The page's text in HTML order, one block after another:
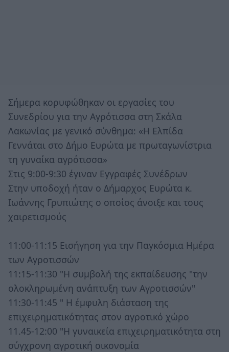
Σήμερα κορυφώθηκαν οι εργασίες του
Συνεδρίου για την Αγρότισσα στη Σκάλα
Λακωνίας με γενικό σύνθημα: «Η Ελπίδα
Γεννάται στο Δήμο Ευρώτα με πρωταγωνίστρια
τη γυναίκα αγρότισσα»
Στις 9:00-9:30 έγιναν Εγγραφές Συνέδρων
Στην υποδοχή ήταν ο Δήμαρχος Ευρώτα κ.
Ιωάννης Γρυπιώτης ο οποίος άνοιξε και τους
χαιρετισμούς
11:00-11:15 Εισήγηση για την Παγκόσμια Ημέρα
των Αγροτισσών
11:15-11:30 "Η συμβολή της εκπαίδευσης "την
ολοκληρωμένη ανάπτυξη των Αγροτισσών"
11:30-11:45 " Η έμφυλη διάσταση της
επιχειρηματικότητας στον αγροτικό χώρο
11.45-12:00 "Η γυναικεία επιχειρηματικότητα στη
σύγχρονη αγροτική οικονομία